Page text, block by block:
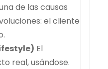
de las causas
el cliente
El
real, usándose.